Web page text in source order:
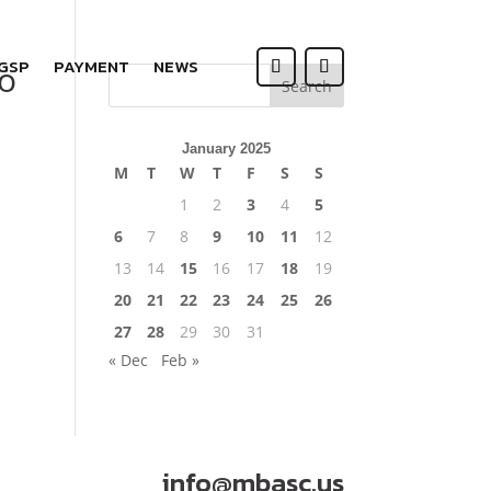
PAYMENT NEWS
Search
January 2025
M T W T F S
S
1
2 3 4
5
6
7 8 9 10 11
12
13
14 15 16 17 18
19
20
21 22 23 24 25
26
27
28 29 30
31
« Dec
Feb »
info@mbasc.us